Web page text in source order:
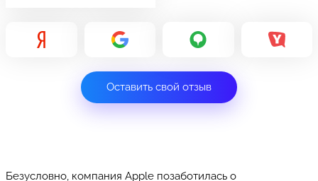
Оставить свой отзыв
Безусловно, компания Apple позаботилась о